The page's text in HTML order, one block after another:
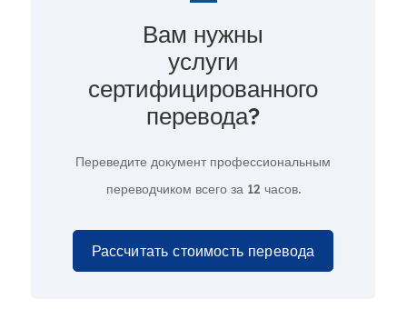
Вам нужны
услуги
сертифицированного
перевода?
Переведите документ профессиональным
переводчиком всего за 12 часов.
Рассчитать стоимость перевода